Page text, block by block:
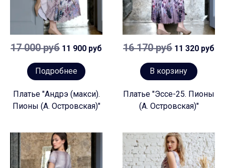
17 000 руб 11 900 руб
Подробнее
Платье "Андрэ (макси).
Пионы (А. Островская)"
16 170 руб 11 320 руб
В корзину
Платье "Эссе-25. Пионы
(А. Островская)"